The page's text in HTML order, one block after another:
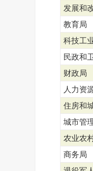
发展和
教育局
科技工
民政和
财政局
人力资
住房和
城市管
农业农
商务局